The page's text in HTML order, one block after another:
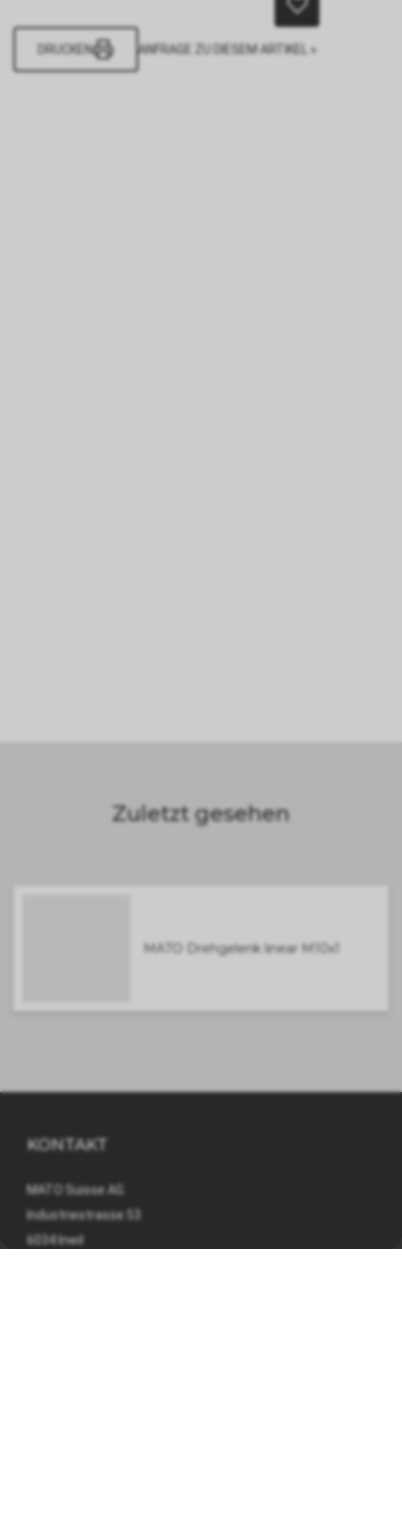
DRUCKEN ANFRAGE ZU DIESEM ARTIKEL »
Zuletzt gesehen
MATO Drehgelenk linear M10x1
KONTAKT
MATO Suisse AG
Industriestrasse 53
6034 Inwil